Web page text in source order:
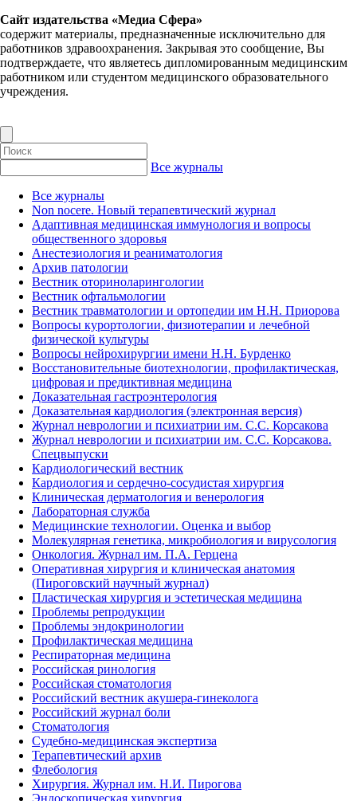
Сайт издательства «Медиа Сфера»
содержит материалы, предназначенные исключительно для
работников здравоохранения. Закрывая это сообщение, Вы
подтверждаете, что являетесь дипломированным медицинским
работником или студентом медицинского образовательного
учреждения.
Все журналы
Все журналы
Non nocere. Новый терапевтический журнал
Адаптивная медицинская иммунология и вопросы
общественного здоровья
Анестезиология и реаниматология
Архив патологии
Вестник оториноларингологии
Вестник офтальмологии
Вестник травматологии и ортопедии им Н.Н. Приорова
Вопросы курортологии, физиотерапии и лечебной
физической культуры
Вопросы нейрохирургии имени Н.Н. Бурденко
Восстановительные биотехнологии, профилактическая,
цифровая и предиктивная медицина
Доказательная гастроэнтерология
Доказательная кардиология (электронная версия)
Журнал неврологии и психиатрии им. С.С. Корсакова
Журнал неврологии и психиатрии им. С.С. Корсакова.
Спецвыпуски
Кардиологический вестник
Кардиология и сердечно-сосудистая хирургия
Клиническая дерматология и венерология
Лабораторная служба
Медицинские технологии. Оценка и выбор
Молекулярная генетика, микробиология и вирусология
Онкология. Журнал им. П.А. Герцена
Оперативная хирургия и клиническая анатомия
(Пироговский научный журнал)
Пластическая хирургия и эстетическая медицина
Проблемы репродукции
Проблемы эндокринологии
Профилактическая медицина
Респираторная медицина
Российская ринология
Российская стоматология
Российский вестник акушера-гинеколога
Российский журнал боли
Стоматология
Судебно-медицинская экспертиза
Терапевтический архив
Флебология
Хирургия. Журнал им. Н.И. Пирогова
Эндоскопическая хирургия